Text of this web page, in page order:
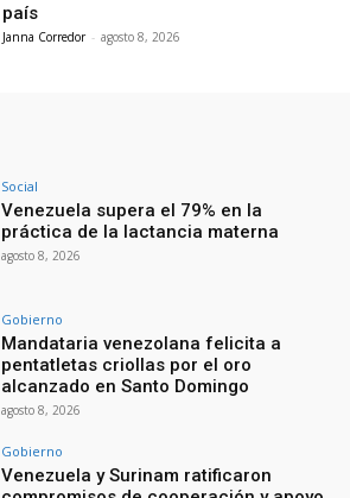
país
Janna Corredor - agosto 8, 2026
Social
Venezuela supera el 79% en la
práctica de la lactancia materna
agosto 8, 2026
Gobierno
Mandataria venezolana felicita a
pentatletas criollas por el oro
alcanzado en Santo Domingo
agosto 8, 2026
Gobierno
Venezuela y Surinam ratificaron